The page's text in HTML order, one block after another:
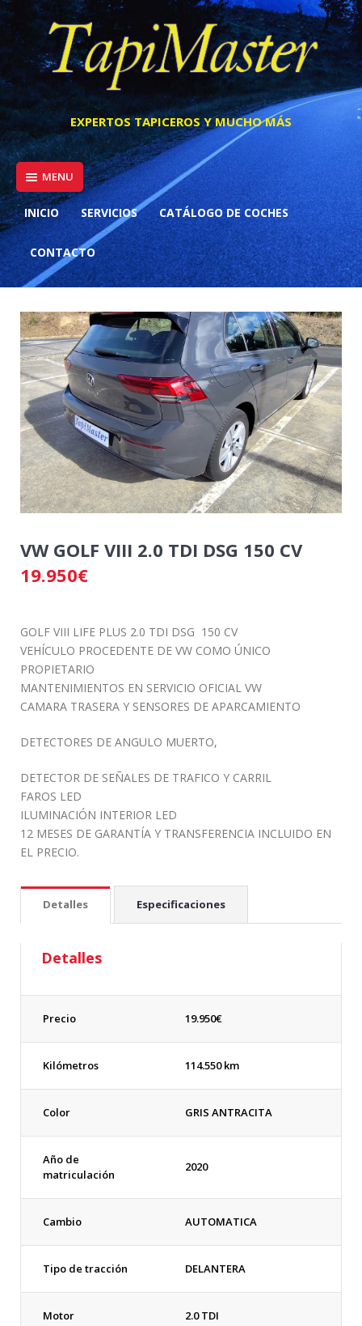
Skip
to
content
EXPERTOS TAPICEROS Y MUCHO MÁS
MENU
INICIO SERVICIOS CATÁLOGO DE COCHES
CONTACTO
VW GOLF VIII 2.0 TDI DSG 150 CV
19.950€
GOLF VIII LIFE PLUS 2.0 TDI DSG 150 CV
VEHÍCULO PROCEDENTE DE VW COMO ÚNICO
PROPIETARIO
MANTENIMIENTOS EN SERVICIO OFICIAL VW
CAMARA TRASERA Y SENSORES DE APARCAMIENTO
DETECTORES DE ANGULO MUERTO,
DETECTOR DE SEÑALES DE TRAFICO Y CARRIL
FAROS LED
ILUMINACIÓN INTERIOR LED
12 MESES DE GARANTÍA Y TRANSFERENCIA INCLUIDO EN
EL PRECIO.
Detalles Especificaciones
Detalles
Precio 19.950€
Kilómetros 114.550 km
Color GRIS ANTRACITA
Año de
matriculación
2020
Cambio AUTOMATICA
Tipo de tracción DELANTERA
Motor 2.0 TDI